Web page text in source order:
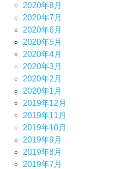
2020年8月
2020年7月
2020年6月
2020年5月
2020年4月
2020年3月
2020年2月
2020年1月
2019年12月
2019年11月
2019年10月
2019年9月
2019年8月
2019年7月